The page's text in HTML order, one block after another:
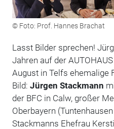
© Foto: Prof. Hannes Brachat
Lasst Bilder sprechen!
Jahren auf der
August in Telfs ehemalige
Bild: Jürgen Stackmann
der BFC in Calw, großer
Oberbayern
Stackmanns Ehefrau